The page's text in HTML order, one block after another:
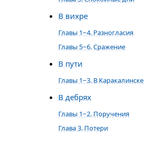
В вихре
Главы 1−4. Разногласия
Главы 5−6. Сражение
В пути
Главы 1−3. В Каракалинске
В дебрях
Главы 1−2. Поручения
Глава 3. Потери